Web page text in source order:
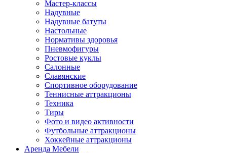
Мастер-классы
Надувные
Надувные батуты
Настольные
Нормативы здоровья
Пневмофигуры
Ростовые куклы
Салонные
Славянские
Спортивное оборудование
Теннисные аттракционы
Техника
Тиры
Фото и видео активности
Футбольные аттракционы
Хоккейные аттракционы
Аренда Мебели